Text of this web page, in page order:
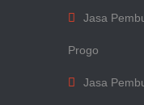
Jasa
Progo
Jasa